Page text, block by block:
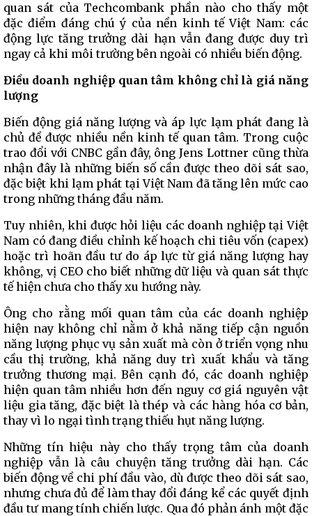
quan sát của Techcombank phần nào cho thấy một
đặc điểm đáng chú ý của nền kinh tế Việt Nam: các
động lực tăng trưởng dài hạn vẫn đang được duy trì
ngay cả khi môi trường bên ngoài có nhiều biến động.
Điều doanh nghiệp quan tâm không chỉ là giá năng
lượng
Biến động giá năng lượng và áp lực lạm phát đang là
chủ đề được nhiều nền kinh tế quan tâm. Trong cuộc
trao đổi với CNBC gần đây, ông Jens Lottner cũng thừa
nhận đây là những biến số cần được theo dõi sát sao,
đặc biệt khi lạm phát tại Việt Nam đã tăng lên mức cao
trong những tháng đầu năm.
Tuy nhiên, khi được hỏi liệu các doanh nghiệp tại Việt
Nam có đang điều chỉnh kế hoạch chi tiêu vốn (capex)
hoặc trì hoãn đầu tư do áp lực từ giá năng lượng hay
không, vị CEO cho biết những dữ liệu và quan sát thực
tế hiện chưa cho thấy xu hướng này.
Ông cho rằng mối quan tâm của các doanh nghiệp
hiện nay không chỉ nằm ở khả năng tiếp cận nguồn
năng lượng phục vụ sản xuất mà còn ở triển vọng nhu
cầu thị trường, khả năng duy trì xuất khẩu và tăng
trưởng thương mại. Bên cạnh đó, các doanh nghiệp
hiện quan tâm nhiều hơn đến nguy cơ giá nguyên vật
liệu gia tăng, đặc biệt là thép và các hàng hóa cơ bản,
thay vì lo ngại tình trạng thiếu hụt năng lượng.
Những tín hiệu này cho thấy trọng tâm của doanh
nghiệp vẫn là câu chuyện tăng trưởng dài hạn. Các
biến động về chi phí đầu vào, dù được theo dõi sát sao,
nhưng chưa đủ để làm thay đổi đáng kể các quyết định
đầu tư mang tính chiến lược. Qua đó phản ánh một đặc